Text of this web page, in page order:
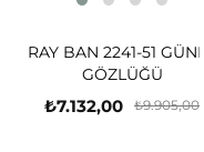
RAY BAN 2241-51 GÜNEŞ
GÖZLÜĞÜ
₺7.132,00 ₺9.905,00